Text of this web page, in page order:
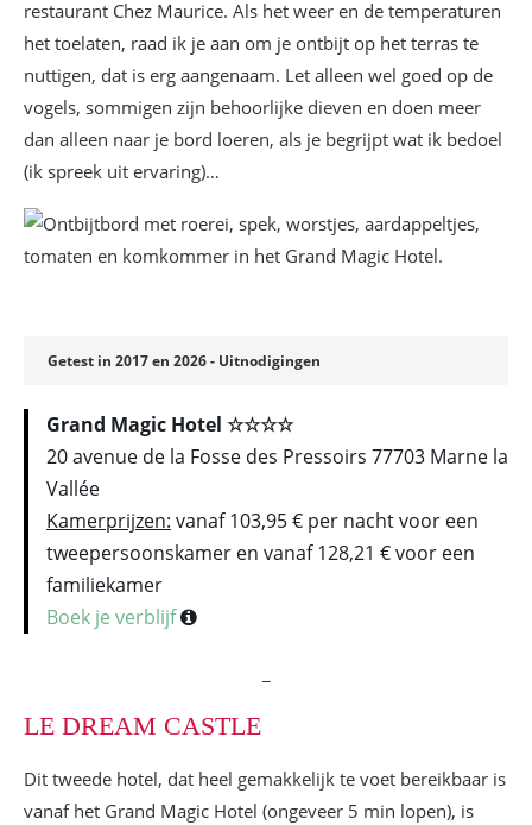
restaurant Chez Maurice. Als het weer en de temperaturen
het toelaten, raad ik je aan om je ontbijt op het terras te
nuttigen, dat is erg aangenaam. Let alleen wel goed op de
vogels, sommigen zijn behoorlijke dieven en doen meer
dan alleen naar je bord loeren, als je begrijpt wat ik bedoel
(ik spreek uit ervaring)…
Getest in 2017 en 2026 - Uitnodigingen
Grand Magic Hotel ☆☆☆☆
20 avenue de la Fosse des Pressoirs 77703 Marne la
Vallée
Kamerprijzen: vanaf 103,95 € per nacht voor een
tweepersoonskamer en vanaf 128,21 € voor een
familiekamer
Boek je verblijf
LE DREAM CASTLE
Dit tweede hotel, dat heel gemakkelijk te voet bereikbaar is
vanaf het Grand Magic Hotel (ongeveer 5 min lopen), is